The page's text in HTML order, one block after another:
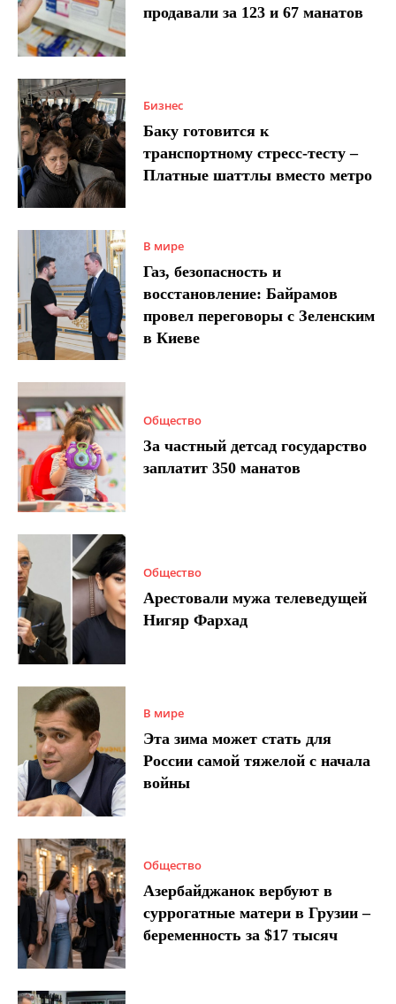
продавали за 123 и 67 манатов
Бизнес
Баку готовится к
транспортному стресс-тесту –
Платные шаттлы вместо метро
В мире
Газ, безопасность и
восстановление: Байрамов
провел переговоры с Зеленским
в Киеве
Общество
За частный детсад государство
заплатит 350 манатов
Общество
Арестовали мужа телеведущей
Нигяр Фархад
В мире
Эта зима может стать для
России самой тяжелой с начала
войны
Общество
Азербайджанок вербуют в
суррогатные матери в Грузии –
беременность за $17 тысяч